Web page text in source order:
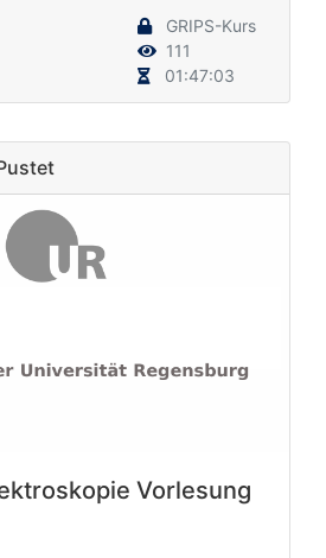
GRIPS-Kurs
111
01:47:03
Vorlesung